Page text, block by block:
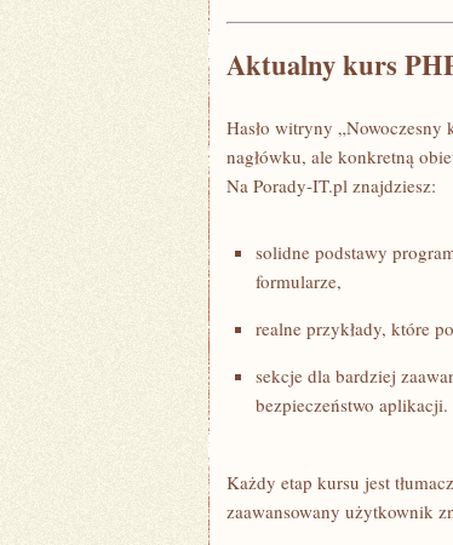
Aktualny kurs
Hasło witryny „Nowoczesny
nagłówku, ale konkretną
Na Porady-IT.pl znajdziesz:
solidne podstawy
formularze,
realne przykłady, które
sekcje dla bardziej
bezpieczeństwo aplikacji.
Każdy etap kursu jest
zaawansowany użytkownik